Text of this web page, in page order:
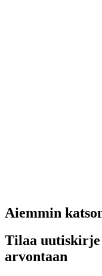
Aiemmin
Tilaa uutiskirje
arvontaan